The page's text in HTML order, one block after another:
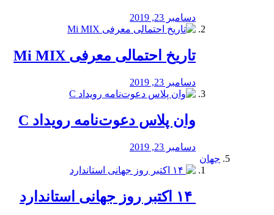
دسامبر 23, 2019
تاریخ احتمالی معرفی Mi MIX
دسامبر 23, 2019
وان پلاس دعوت‌نامه رویداد C
دسامبر 23, 2019
جهان